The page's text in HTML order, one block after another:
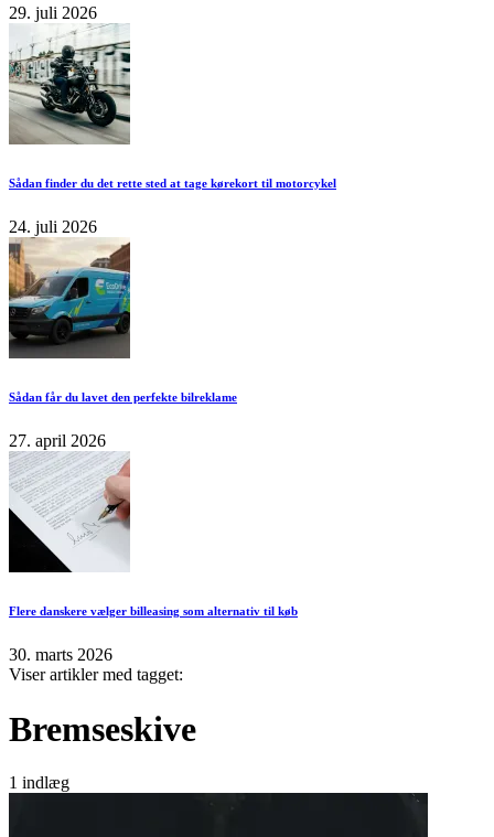
29. juli 2026
Sådan finder du det rette sted at tage kørekort til motorcykel
24. juli 2026
Sådan får du lavet den perfekte bilreklame
27. april 2026
Flere danskere vælger billeasing som alternativ til køb
30. marts 2026
Viser artikler med tagget:
Bremseskive
1 indlæg